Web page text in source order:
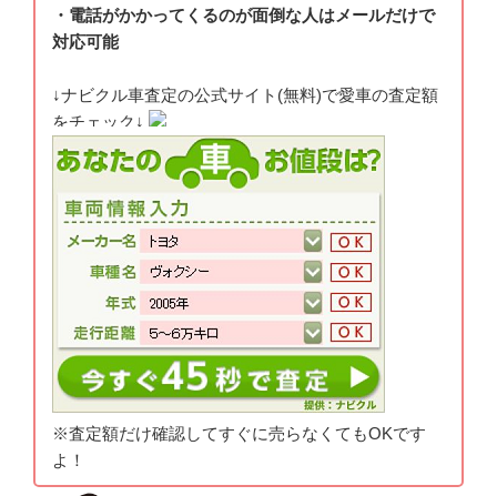
・電話がかかってくるのが面倒な人はメールだけで
対応可能
↓ナビクル車査定の公式サイト(無料)で愛車の査定額
をチェック↓
※査定額だけ確認してすぐに売らなくてもOKです
よ！